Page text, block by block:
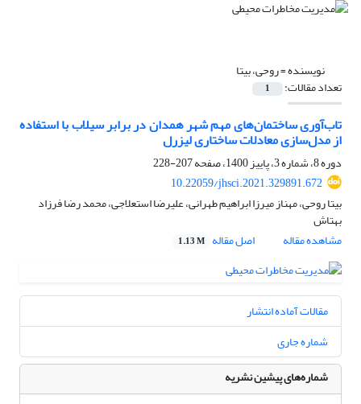
نویسنده =روحی، بیتا
تعداد مقالات: 1
تاب‌آوری ساختمان‌های مهم شهر همدان در برابر سیلاب با استفاده
از مدل‌سازی معادلات ساختاری لیزرل
دوره 8، شماره 3، پاییز 1400، صفحه
207-228
10.22059/jhsci.2021.329891.672
بیتا روحی، مهناز میرزا ابراهیم طهرانی، علیرضا استعلاجی، محمد رضا فرزاد
بهتاش
مشاهده مقاله
اصل مقاله 1.13 M
مقالات آماده انتشار
شماره جاری
شماره‌های پیشین نشریه